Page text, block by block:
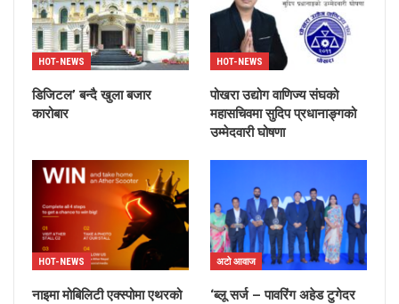
HOT-NEWS
डिजिटल’ बन्दै खुला बजार
कारोबार
HOT-NEWS
पोखरा उद्योग वाणिज्य संघको
महासचिवमा सुदिप प्रधानाङ्गको
उम्मेदवारी घोषणा
HOT-NEWS
नाइमा मोबिलिटी एक्स्पोमा एथरको
अटो आवाज
‘ब्लू सर्ज – पावरिंग अहेड टुगेदर